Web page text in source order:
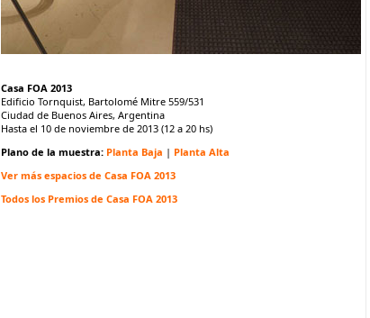
Casa FOA 2013
Edificio Tornquist, Bartolomé Mitre 559/531
Ciudad de Buenos Aires, Argentina
Hasta el 10 de noviembre de 2013 (12 a 20 hs)
Plano de la muestra: Planta Baja | Planta Alta
Ver más espacios de Casa FOA 2013
Todos los Premios de Casa FOA 2013